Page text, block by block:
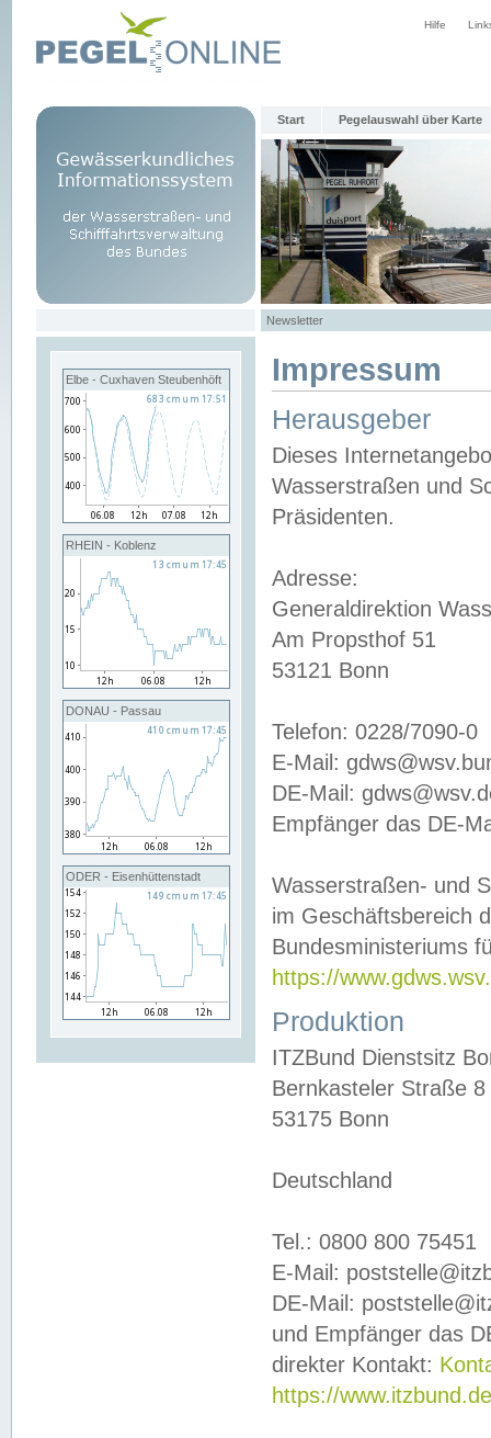
Hilfe
Start Pegelauswahl über Karte
Newsletter
Elbe - Cuxhaven Steubenhöft
RHEIN - Koblenz
DONAU - Passau
ODER - Eisenhüttenstadt
Impressum
Herausgeber
Dieses
Wasserstraßen und
Präsidenten.
Adresse:
Generaldirektion
Am Propsthof 51
53121 Bonn
Telefon: 0228/7090-0
E-Mail:
DE-Mail:
Empfänger das DE-
Wasserstraßen- und
im Geschäftsbereich
Bundesministeriums
https://
Produktion
ITZBund Dienstsitz
Bernkasteler Straße 8
53175 Bonn
Deutschland
Tel.: 0800 800 75451
E-Mail:
DE-Mail:
und Empfänger das
direkter Kontakt:
https://